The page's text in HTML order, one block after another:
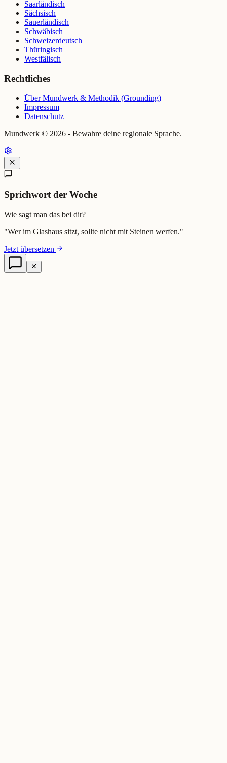
Saarländisch
Sächsisch
Sauerländisch
Schwäbisch
Schweizerdeutsch
Thüringisch
Westfälisch
Rechtliches
Über Mundwerk & Methodik (Grounding)
Impressum
Datenschutz
Mundwerk © 2026 - Bewahre deine regionale Sprache.
Sprichwort der Woche
Wie sagt man das bei dir?
"Wer im Glashaus sitzt, sollte nicht mit Steinen werfen."
Jetzt übersetzen